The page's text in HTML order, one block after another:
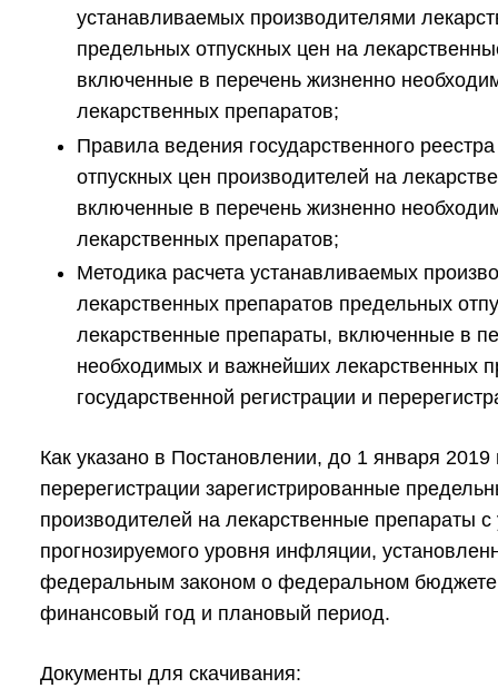
устанавливаемых производителями
предельных отпускных цен на
включенные в перечень жизненно
лекарственных препаратов;
Правила ведения государственного
отпускных цен производителей на
включенные в перечень жизненно
лекарственных препаратов;
Методика расчета устанавливаемых
лекарственных препаратов предельных
лекарственные препараты, включенные в
необходимых и важнейших лекарственных
государственной регистрации и
Как указано в Постановлении, до 1 января
перерегистрации зарегистрированные
производителей на лекарственные препараты с
прогнозируемого уровня инфляции,
федеральным законом о федеральном бюджете
финансовый год и плановый период.
Документы для скачивания: